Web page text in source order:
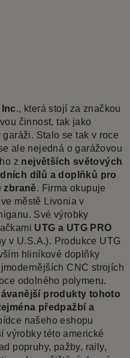
Inc., která stojí za značkou
činnost, tak jako
Stalo se tak v roce
ale nejedná o garážovou
z největších světových
dílů a doplňků pro
zbraně. Firma okupuje
městě Livonia v
Své výrobky
UTG a UTG PRO
v U.S.A.). Produkce UTG
hliníkové doplňky
CNC strojích
odolného polymeru.
produkty tohoto
předpažbí a
našeho eshopu
výrobky této americké
popruhy, pažby, raily,